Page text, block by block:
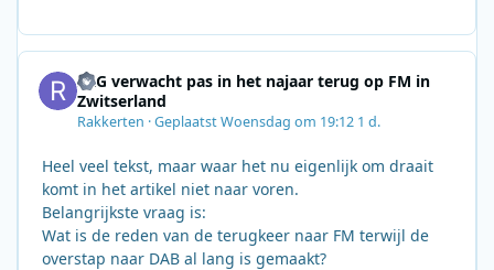
SRG verwacht pas in het najaar terug op FM in
Zwitserland
Rakkerten ·GeplaatstWoensdag om 19:12 1 d.
Heel veel tekst, maar waar het nu eigenlijk om draait
komt in het artikel niet naar voren.
Belangrijkste vraag is:
Wat is de reden van de terugkeer naar FM terwijl de
overstap naar DAB al lang is gemaakt?